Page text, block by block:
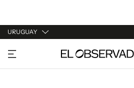
URUGUAY
URUGUAY
ARGENTINA